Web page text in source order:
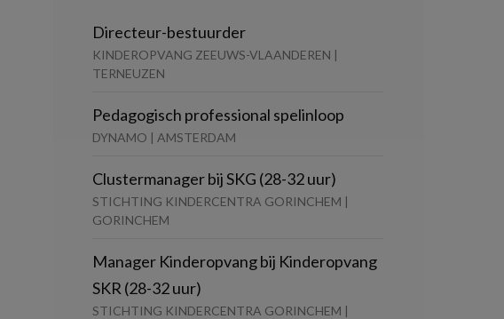
Directeur-bestuurder
KINDEROPVANG ZEEUWS-VLAANDEREN |
TERNEUZEN
Pedagogisch professional spelinloop
DYNAMO | AMSTERDAM
Clustermanager bij SKG (28-32 uur)
STICHTING KINDERCENTRA GORINCHEM |
GORINCHEM
Manager Kinderopvang bij Kinderopvang
SKR (28-32 uur)
STICHTING KINDERCENTRA GORINCHEM |